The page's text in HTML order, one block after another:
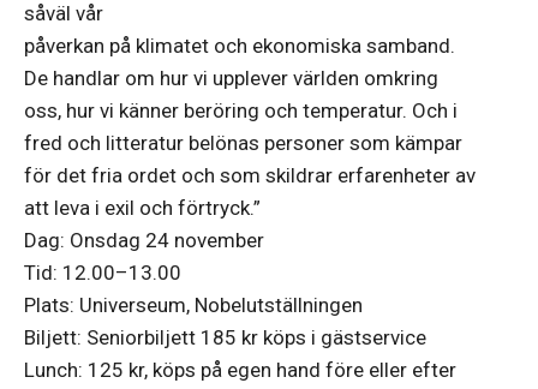
såväl vår
påverkan på klimatet och ekonomiska samband.
De handlar om hur vi upplever världen omkring
oss, hur vi känner beröring och temperatur. Och i
fred och litteratur belönas personer som kämpar
för det fria ordet och som skildrar erfarenheter av
att leva i exil och förtryck.”
Dag: Onsdag 24 november
Tid: 12.00–13.00
Plats: Universeum, Nobelutställningen
Biljett: Seniorbiljett 185 kr köps i gästservice
Lunch: 125 kr, köps på egen hand före eller efter